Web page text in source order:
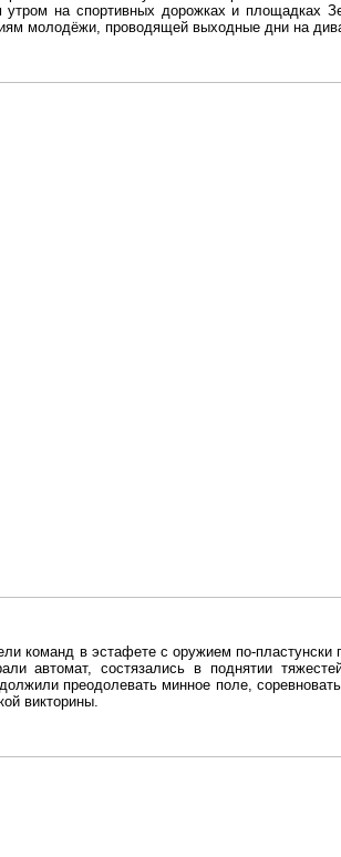
утром на спортивных дорожках и площадках
молодёжи, проводящей выходные дни на
команд в эстафете с оружием по-
автомат, состязались в поднятии
преодолевать минное поле,
викторины.